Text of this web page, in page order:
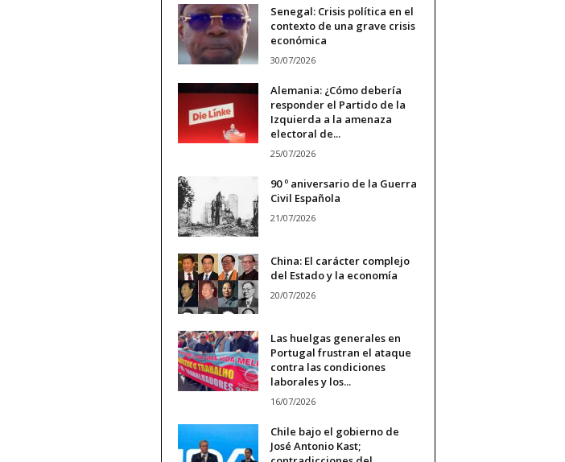
Senegal: Crisis política en el
contexto de una grave crisis
económica
30/07/2026
Alemania: ¿Cómo debería
responder el Partido de la
Izquierda a la amenaza
electoral de...
25/07/2026
90 º aniversario de la Guerra
Civil Española
21/07/2026
China: El carácter complejo
del Estado y la economía
20/07/2026
Las huelgas generales en
Portugal frustran el ataque
contra las condiciones
laborales y los...
16/07/2026
Chile bajo el gobierno de
José Antonio Kast;